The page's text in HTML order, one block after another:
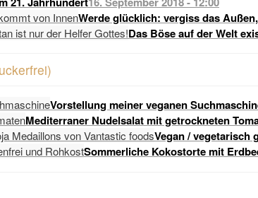
Werde glücklich: vergiss das
Das Böse auf der Welt
Vorstellung meiner veganen
Mediterraner Nudelsalat mit getrockneten
Vegan / vegetarisch
Sommerliche Kokostorte mit